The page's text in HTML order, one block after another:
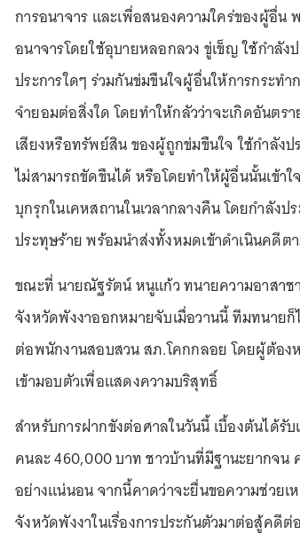
การอนาจาร และเพื่อสนองความใคร่ของผู้อื่น
อนาจารโดยใช้อุบายหลอกลวง ขู่เข็ญ ใช้กำลั
ประการใดๆ ร่วมกันข่มขืนใจผู้อื่นให้การกระทำ
จำยอมต่อสิ่งใด โดยทำให้กลัวว่าจะเกิดอันตร
เสียงหรือทรัพย์สิน ของผู้ถูกข่มขืนใจ ใช้กำลัง
ไม่สามารถขัดขืนได้ หรือโดยทำให้ผู้อื่นนั้นเข้า
บุกรุกในเคหสถานในเวลากลางคืน โดยกำลัง
ประทุษร้าย พร้อมนำส่งทั้งหมดเข้าดำเนินคดี
ขณะที่ นายณัฐรัตน์ หนูแก้ว ทนายความอาสาช
จังหวัดพังงาออกหมายจับเมื่อวานนี้ ทีมทนาย
ต่อพนักงานสอบสวน สภ.โคกกลอย โดยผู้ต้อง
เข้ามอบตัวเพื่อแสดงความบริสุทธิ์
สำหรับการฝากขังต่อศาลในวันนี้ เบื้องต้นได้รั
คนละ 460,000 บาท ชาวบ้านที่มีฐานะยากจน
อย่างแน่นอน จากนี้คาดว่าจะยื่นขอความช่วยเ
จังหวัดพังงาในเรื่องการประกันตัวมาต่อสู้คดีต่